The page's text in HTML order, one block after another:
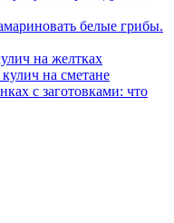
белые грибы.
на желтках
на сметане
с заготовками: что